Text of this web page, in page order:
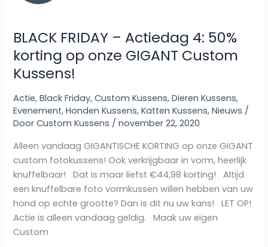
BLACK FRIDAY – Actiedag 4: 50%
korting op onze GIGANT Custom
Kussens!
Actie,Black Friday,Custom Kussens,Dieren Kussens,
Evenement,Honden Kussens,Katten Kussens,Nieuws /
DoorCustom Kussens /november 22, 2020
Alleen vandaag GIGANTISCHE KORTING op onze GIGANT
custom fotokussens! Ook verkrijgbaar in vorm, heerlijk
knuffelbaar! Dat is maar liefst €44,98 korting! Altijd
een knuffelbare foto vormkussen willen hebben van uw
hond op echte grootte? Dan is dit nu uw kans! LET OP!
Actie is alleen vandaag geldig. Maak uw eigen
Custom